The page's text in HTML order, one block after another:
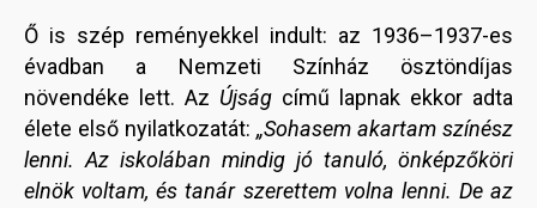
Ő is szép reményekkel indult: az 1936–1937-es
évadban a Nemzeti Színház ösztöndíjas
növendéke lett. Az Újság című lapnak ekkor adta
élete első nyilatkozatát: „Sohasem akartam színész
lenni. Az iskolában mindig jó tanuló, önképzőköri
elnök voltam, és tanár szerettem volna lenni. De az